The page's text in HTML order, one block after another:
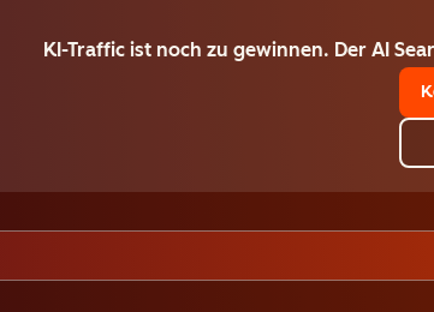
KI-Traffic ist noch zu gewinnen. Der AI